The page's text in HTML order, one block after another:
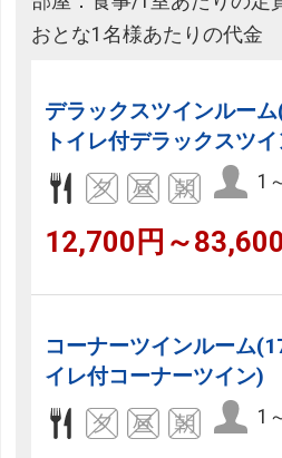
おとな1名様あたりの代金
デラックスツインルー
トイレ付デラックスツ
1
12,700円～
コーナーツインルーム
イレ付コーナーツイン)
1